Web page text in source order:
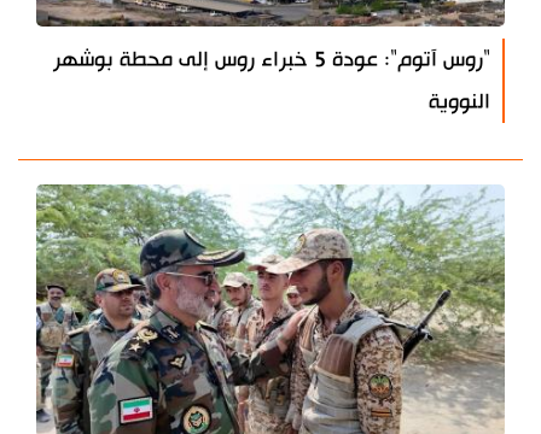
"روس آتوم": عودة 5 خبراء روس إلى محطة بوشهر
النووية